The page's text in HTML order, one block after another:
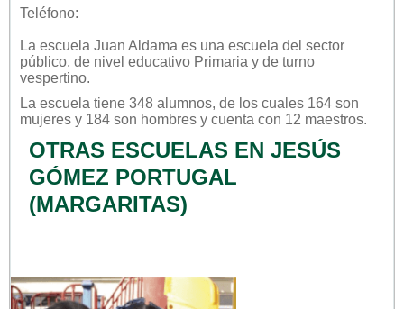
Teléfono:
La escuela Juan Aldama es una escuela del sector
público, de nivel educativo Primaria y de turno
vespertino.
La escuela tiene 348 alumnos, de los cuales 164 son
mujeres y 184 son hombres y cuenta con 12 maestros.
OTRAS ESCUELAS EN JESÚS
GÓMEZ PORTUGAL
(MARGARITAS)